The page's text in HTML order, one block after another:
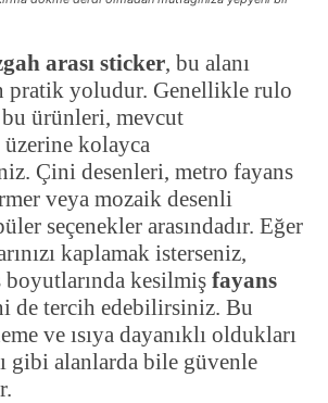
arası sticker, bu alanı
pratik yoludur. Genellikle rulo
bu ürünleri, mevcut
üzerine kolayca
Çini desenleri, metro fayans
veya mozaik desenli
seçenekler arasındadır. Eğer
kaplamak isterseniz,
boyutlarında kesilmiş fayans
de tercih edebilirsiniz. Bu
ve ısıya dayanıklı oldukları
gibi alanlarda bile güvenle